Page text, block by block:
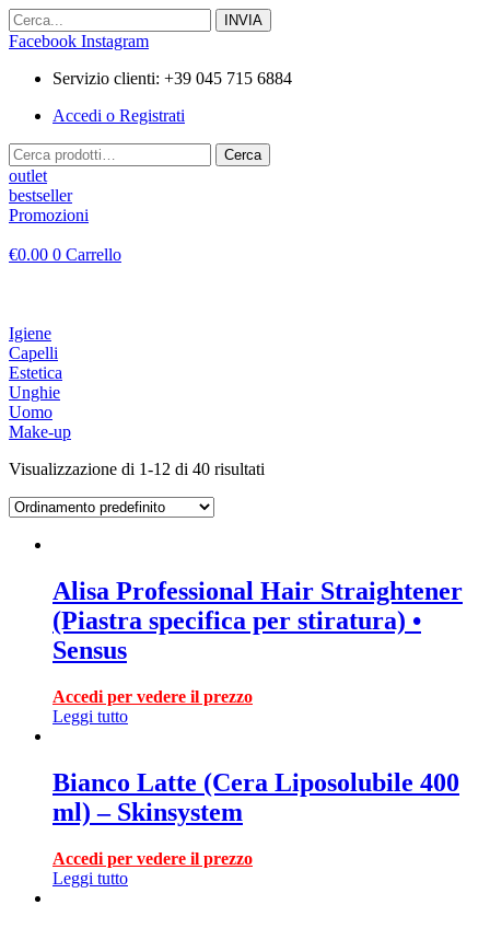
Vai
al
Facebook Instagram
Servizio clienti: +39 045 715 6884
Accedi o Registrati
Cerca:
Cerca
outlet
bestseller
Promozioni
€0.00 0 Carrello
Igiene
Capelli
Estetica
Unghie
Uomo
Make-up
Visualizzazione di 1-12 di 40 risultati
Alisa Professional Hair Straightener
(Piastra specifica per stiratura) •
Sensus
Accedi per vedere il prezzo
Leggi tutto
Bianco Latte (Cera Liposolubile 400
ml) – Skinsystem
Accedi per vedere il prezzo
Leggi tutto